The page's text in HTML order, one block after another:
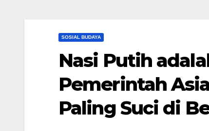
SOSIAL BUDAYA
Nasi Putih
Pemerintah
Paling Suci di